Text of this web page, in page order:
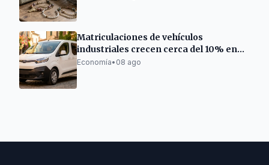
Matriculaciones de vehículos
industriales crecen cerca del 10% en
Cataluña
Economía• 08 ago